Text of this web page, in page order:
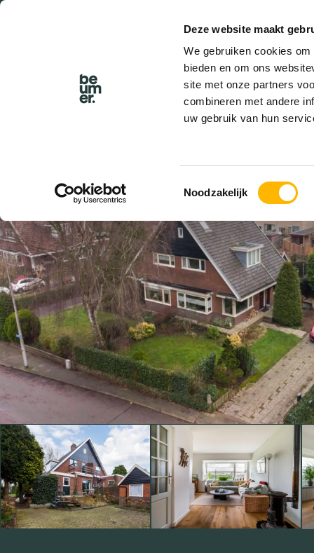
Deze website maakt
We gebruiken cookies
bieden en om ons
site met onze partners
combineren met andere
uw gebruik van hun
Toestemmingsselectie
Noodzakelijk